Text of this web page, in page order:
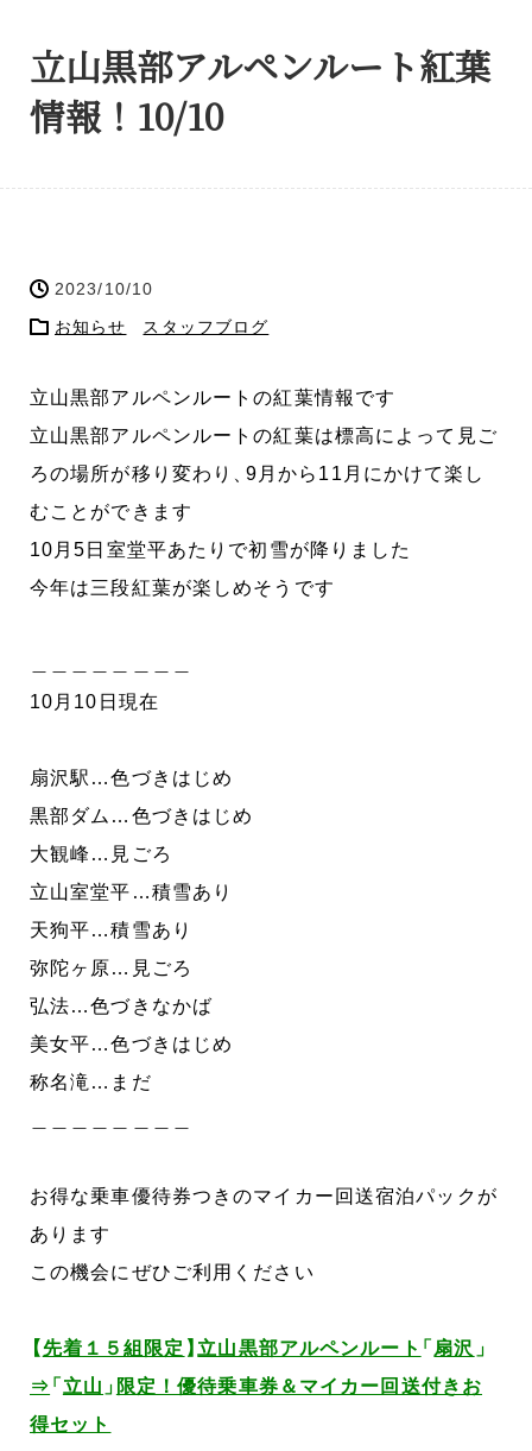
立山黒部アルペンルート紅葉
情報！10/10
2023/10/10
お知らせ
スタッフブログ
立山黒部アルペンルートの紅葉情報です
立山黒部アルペンルートの紅葉は標高によって見ご
ろの場所が移り変わり
、
9月から11月にかけて楽し
むことができます
10月5日室堂平あたりで初雪が降りました
今年は三段紅葉が楽しめそうです
10月10日現在
扇沢駅…色づきはじめ
黒部ダム…色づきはじめ
大観峰…見ごろ
立山室堂平…積雪あり
天狗平…積雪あり
弥陀ヶ原…見ごろ
弘法…色づきなかば
美女平…色づきはじめ
称名滝…まだ
お得な乗車優待券つきのマイカー回送宿泊パックが
あります
この機会にぜひご利用ください
【先着１５組限定 】立山黒部アルペンルート「 扇沢 」
⇒「 立山 」限定！優待乗車券＆マイカー回送付きお
得セット